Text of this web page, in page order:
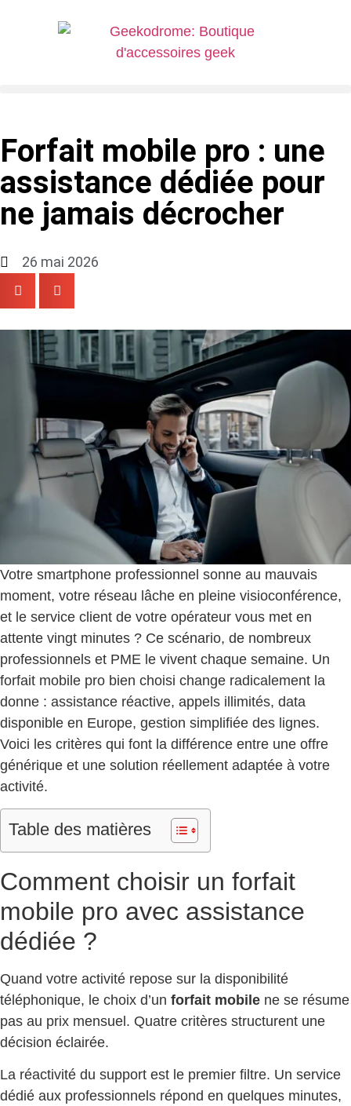
Forfait mobile pro : une
assistance dédiée pour
ne jamais décrocher
26 mai 2026
Votre smartphone professionnel sonne au mauvais
moment, votre réseau lâche en pleine visioconférence,
et le service client de votre opérateur vous met en
attente vingt minutes ? Ce scénario, de nombreux
professionnels et PME le vivent chaque semaine. Un
forfait mobile pro bien choisi change radicalement la
donne : assistance réactive, appels illimités, data
disponible en Europe, gestion simplifiée des lignes.
Voici les critères qui font la différence entre une offre
générique et une solution réellement adaptée à votre
activité.
Table des matières
Comment choisir un forfait
mobile pro avec assistance
dédiée ?
Quand votre activité repose sur la disponibilité
téléphonique, le choix d’un forfait mobile ne se résume
pas au prix mensuel. Quatre critères structurent une
décision éclairée.
La réactivité du support est le premier filtre. Un service
dédié aux professionnels répond en quelques minutes,